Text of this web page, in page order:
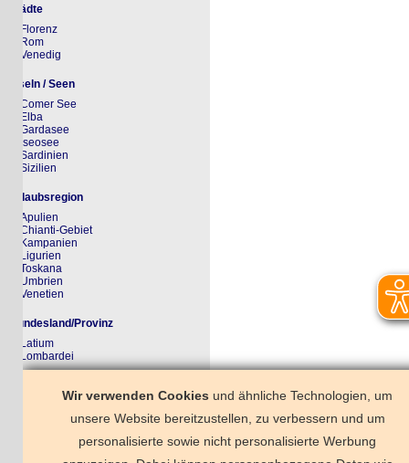
/ Seen
See
Gebiet
Provinz
Wir verwenden Cookies und ähnliche Technologien, um
unsere Website bereitzustellen, zu verbessern und um
personalisierte sowie nicht personalisierte Werbung